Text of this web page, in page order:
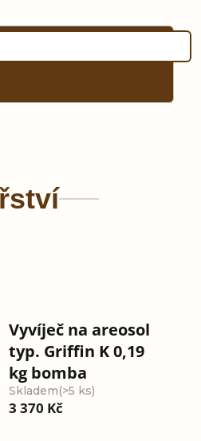
Vyvíječ na areosol
typ. Griffin K 0,19
kg bomba
Skladem(>5 ks)
3 370 Kč